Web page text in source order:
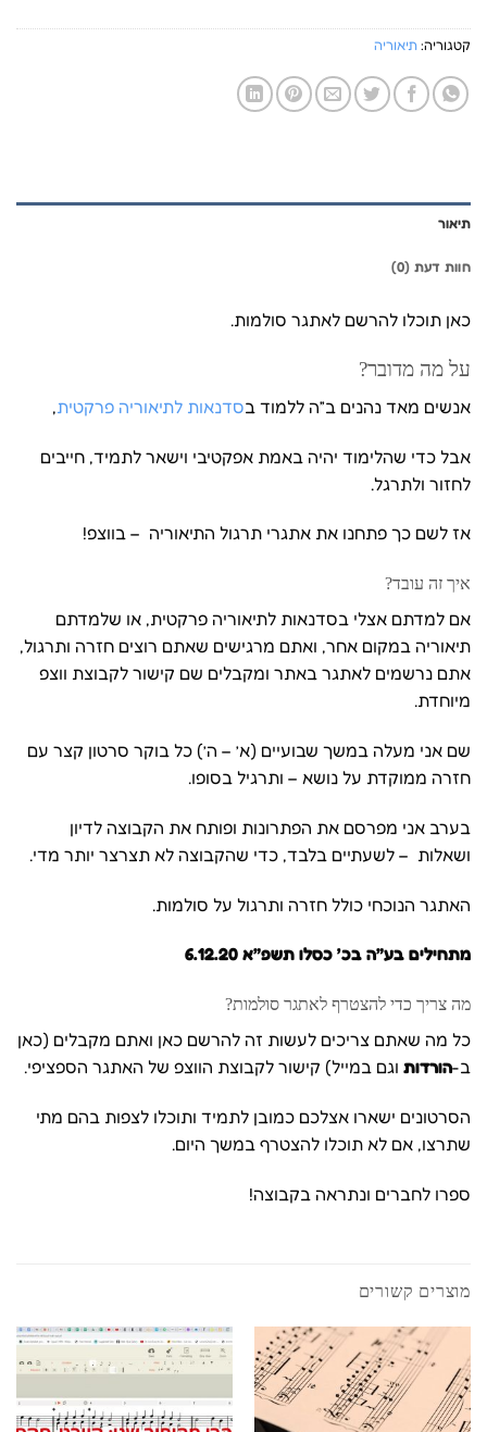
קטגוריה: תיאוריה
תיאור
חוות דעת (0)
כאן תוכלו להרשם לאתגר סולמות.
על מה מדובר?
אנשים מאד נהנים ב”ה ללמוד בסדנאות לתיאוריה פרקטית,
אבל כדי שהלימוד יהיה באמת אפקטיבי וישאר לתמיד, חייבים
לחזור ולתרגל.
אז לשם כך פתחנו את אתגרי תרגול התיאוריה – בווצפ!
איך זה עובד?
אם למדתם אצלי בסדנאות לתיאוריה פרקטית, או שלמדתם
תיאוריה במקום אחר, ואתם מרגישים שאתם רוצים חזרה ותרגול,
אתם נרשמים לאתגר באתר ומקבלים שם קישור לקבוצת ווצפ
מיוחדת.
שם אני מעלה במשך שבועיים (א’ – ה’) כל בוקר סרטון קצר עם
חזרה ממוקדת על נושא – ותרגיל בסופו.
בערב אני מפרסם את הפתרונות ופותח את הקבוצה לדיון
ושאלות – לשעתיים בלבד, כדי שהקבוצה לא תצרצר יותר מדי.
האתגר הנוכחי כולל חזרה ותרגול על סולמות.
מתחילים בע”ה בכ’ כסלו תשפ”א 6.12.20
מה צריך כדי להצטרף לאתגר סולמות?
כל מה שאתם צריכים לעשות זה להרשם כאן ואתם מקבלים (כאן
ב-הורדות וגם במייל) קישור לקבוצת הווצפ של האתגר הספציפי.
הסרטונים ישארו אצלכם כמובן לתמיד ותוכלו לצפות בהם מתי
שתרצו, אם לא תוכלו להצטרף במשך היום.
ספרו לחברים ונתראה בקבוצה!
מוצרים קשורים